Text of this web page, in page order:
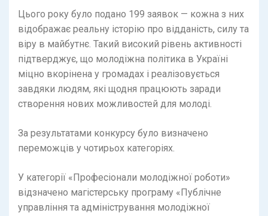
Цього року було подано 199 заявок — кожна з них
відображає реальну історію про відданість, силу та
віру в майбутнє. Такий високий рівень активності
підтверджує, що молодіжна політика в Україні
міцно вкорінена у громадах і реалізовується
завдяки людям, які щодня працюють заради
створення нових можливостей для молоді.
За результатами конкурсу було визначено
переможців у чотирьох категоріях.
У категорії «Професіонали молодіжної роботи»
відзначено магістерську програму «Публічне
управління та адміністрування молодіжної